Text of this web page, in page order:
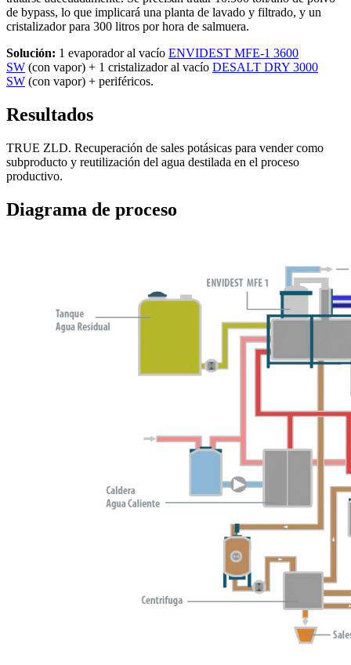
de bypass, lo que implicará una planta de lavado y filtrado, y un
cristalizador para 300 litros por hora de salmuera.
Solución: 1 evaporador al vacío ENVIDEST MFE-1 3600
SW (con vapor) + 1 cristalizador al vacío DESALT DRY 3000
SW (con vapor) + periféricos.
Resultados
TRUE ZLD. Recuperación de sales potásicas para vender como
subproducto y reutilización del agua destilada en el proceso
productivo.
Diagrama de proceso